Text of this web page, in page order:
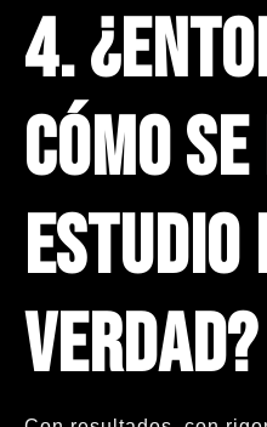
4.
cómo
estudio
verdad?